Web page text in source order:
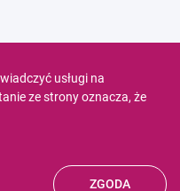
usługi na
ze strony oznacza, że
ZGODA